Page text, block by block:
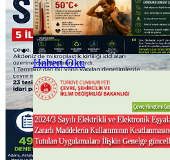
Haberi Oku